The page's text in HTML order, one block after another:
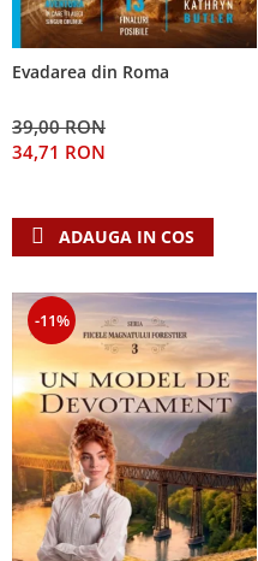
Evadarea din Roma
39,00 RON
34,71 RON
ADAUGA IN COS
-11%